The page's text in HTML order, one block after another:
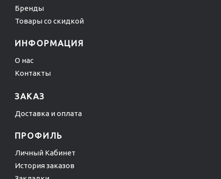
Бренды
Товары со скидкой
ИНФОРМАЦИЯ
О нас
Контакты
ЗАКАЗ
Доставка и оплата
ПРОФИЛЬ
Личный Кабинет
История заказов